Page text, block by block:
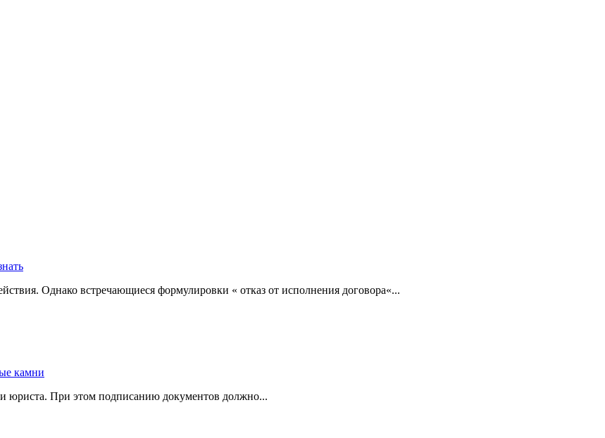
Однако встречающиеся формулировки « отказ от исполнения договора«...
юриста. При этом подписанию документов должно...